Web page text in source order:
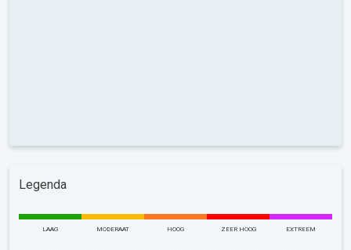
Legenda
LAAG MODERAAT HOOG ZEER HOOG EXTREEM